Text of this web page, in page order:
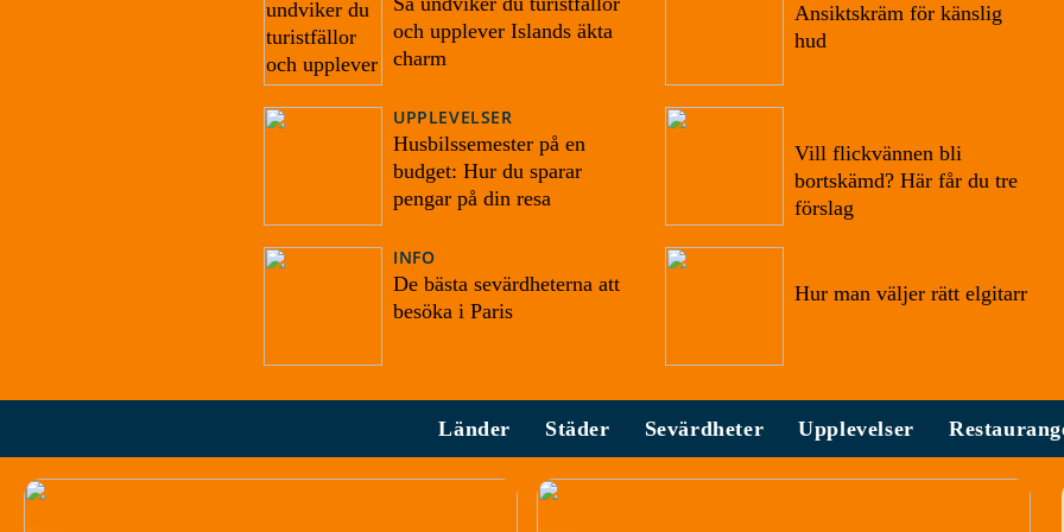
och upplever Islands äkta
charm
UPPLEVELSER
Husbilssemester på en
budget: Hur du sparar
pengar på din resa
INFO
De bästa sevärdheterna att
besöka i Paris
Ansiktskräm för känslig
hud
Vill flickvännen bli
bortskämd? Här får du tre
förslag
Hur man väljer rätt elgitarr
Länder Städer Sevärdheter Upplevelser